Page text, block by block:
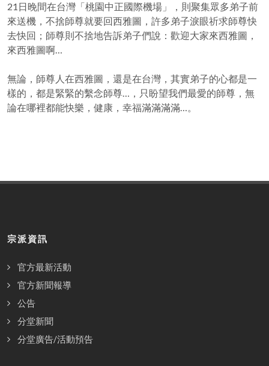
21日晚間在台灣「桃園中正國際機場」，則聚集眾多弟子前
來送機，不捨師尊就要回西雅圖，許多弟子淚眼祈求師尊快
去快回；師尊則不捨地告訴弟子們說：歡迎大家來西雅圖，
來西雅圖啊…
無論，師尊人在西雅圖，還是在台灣，其實弟子的心都是一
樣的，都是緊緊的繫念師尊…，只盼望我們最愛的師尊，無
論在哪裡都能快樂，健康，幸福滿滿滿滿…。
宗派資訊
官方最新活動
官方新聞報導
公告
分堂新聞
分堂廣告/活動預告